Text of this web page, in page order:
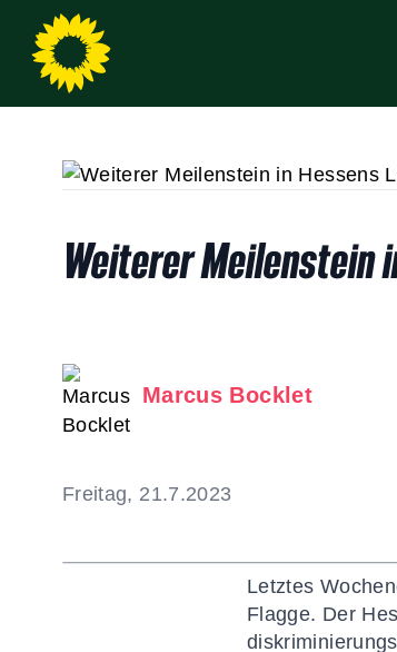
Weiterer Meilenstein
Marcus Bocklet
Freitag, 21.7.2023
Letztes
Flagge. Der